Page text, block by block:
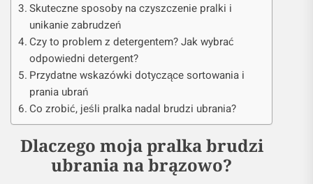
Skuteczne sposoby na czyszczenie pralki i
unikanie zabrudzeń
Czy to problem z detergentem? Jak wybrać
odpowiedni detergent?
Przydatne wskazówki dotyczące sortowania i
prania ubrań
Co zrobić, jeśli pralka nadal brudzi ubrania?
Dlaczego moja pralka brudzi
ubrania na brązowo?